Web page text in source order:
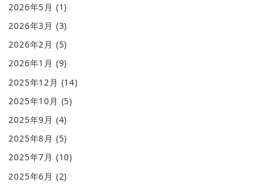
2026年5月 (1)
2026年3月 (3)
2026年2月 (5)
2026年1月 (9)
2025年12月 (14)
2025年10月 (5)
2025年9月 (4)
2025年8月 (5)
2025年7月 (10)
2025年6月 (2)